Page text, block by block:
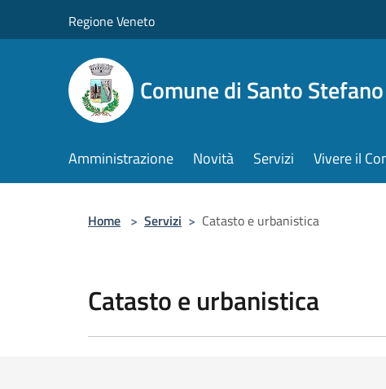
Regione Veneto
Comune di Santo
Amministrazione Novità Servizi Vivere il
Home > Servizi > Catasto e urbanistica
Catasto e urbanistica